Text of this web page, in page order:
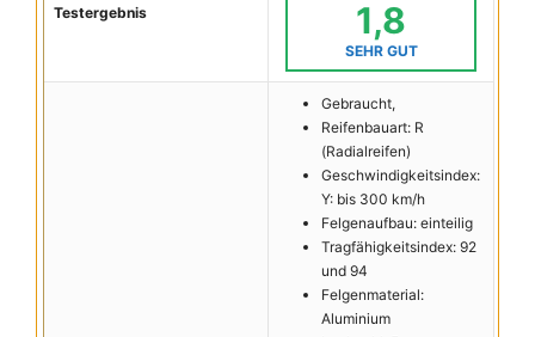
Testergebnis 1,8
SEHR GUT
Gebraucht,
Reifenbauart: R
(Radialreifen)
Geschwindigkeitsindex:
Y: bis 300 km/h
Felgenaufbau: einteilig
Tragfähigkeitsindex: 92
und 94
Felgenmaterial:
Aluminium